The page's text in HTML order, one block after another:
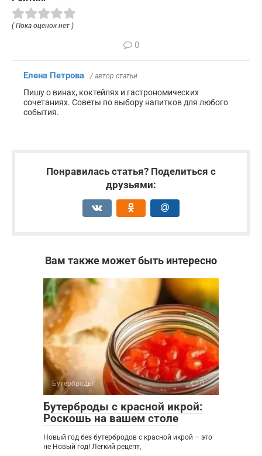
( Пока оценок нет )
0
Елена Петрова / автор статьи
Пишу о винах, коктейлях и гастрономических
сочетаниях. Советы по выбору напитков для любого
события.
Понравилась статья? Поделиться с
друзьями:
Вам также может быть интересно
Бутерброды 0
Бутерброды с красной икрой:
Роскошь на вашем столе
Новый год без бутербродов с красной икрой – это
не Новый год! Легкий рецепт,